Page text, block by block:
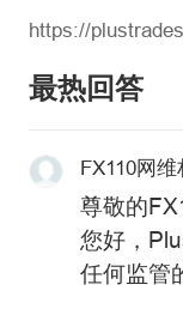
https://
最热回答
FX110网
尊敬的
您好，
任何监管